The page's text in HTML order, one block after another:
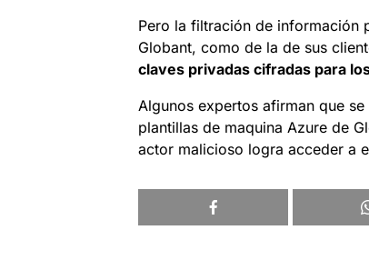
Pero la filtración de información
Globant, como de la de sus
claves privadas cifradas para
Algunos expertos afirman que
plantillas de maquina Azure de
actor malicioso logra acceder a